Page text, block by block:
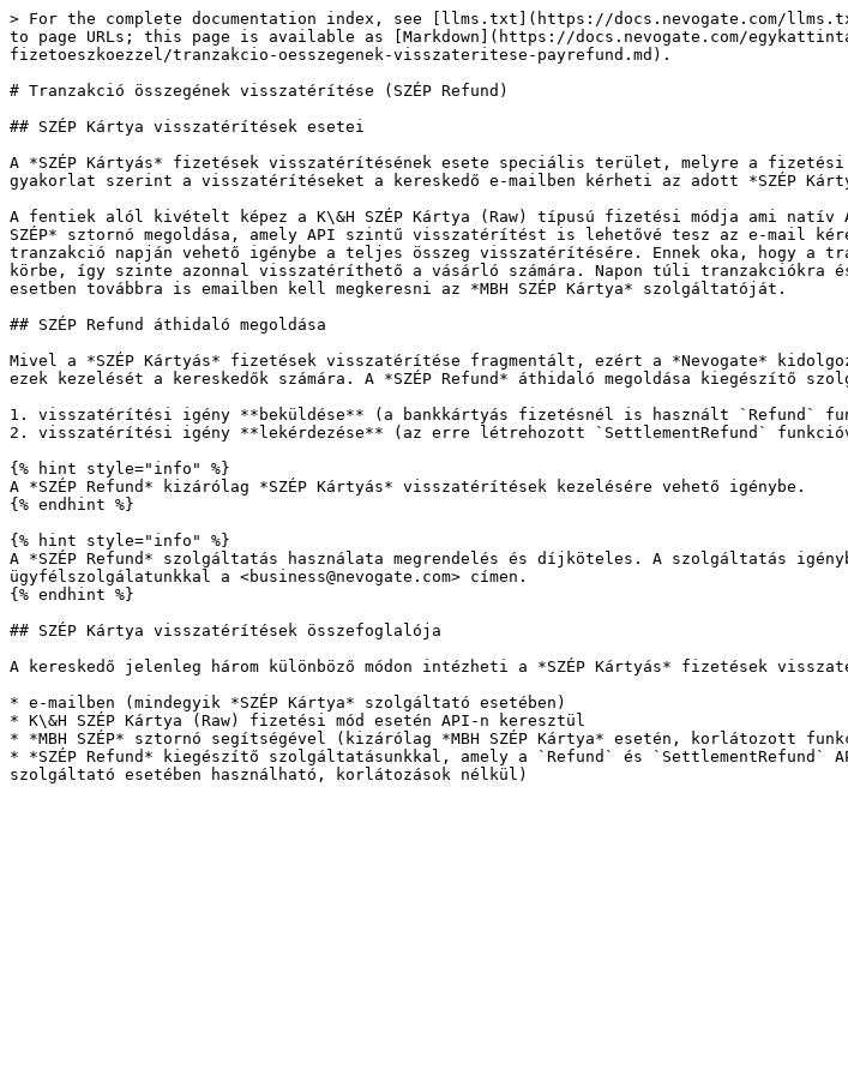
> For the complete documentation index, see [llms.txt](https://docs.nevogate.com/
to page URLs; this page is available as [Markdown](https://docs.nevogate.com/
fizetoeszkoezzel/tranzakcio-oesszegenek-visszateritese-payrefund.md).
# Tranzakció összegének visszatérítése (SZÉP Refund)
## SZÉP Kártya visszatérítések esetei
A *SZÉP Kártyás* fizetések visszatérítésének esete speciális terület, melyre a
gyakorlat szerint a visszatérítéseket a kereskedő e-mailben kérheti az adott *SZÉP
A fentiek alól kivételt képez a K\&H SZÉP Kártya (Raw) típusú fizetési módja ami
SZÉP* sztornó megoldása, amely API szintű visszatérítést is lehetővé tesz az e-mail
tranzakció napján vehető igénybe a teljes összeg visszatérítésére. Ennek oka, hogy a
körbe, így szinte azonnal visszatéríthető a vásárló számára. Napon túli tranzakciókra
esetben továbbra is emailben kell megkeresni az *MBH SZÉP Kártya* szolgáltatóját.
## SZÉP Refund áthidaló megoldása
Mivel a *SZÉP Kártyás* fizetések visszatérítése fragmentált, ezért a *Nevogate*
ezek kezelését a kereskedők számára. A *SZÉP Refund* áthidaló megoldása kiegészítő
1. visszatérítési igény **beküldése** (a bankkártyás fizetésnél is használt `Refund`
2. visszatérítési igény **lekérdezése** (az erre létrehozott `SettlementRefund`
{% hint style="info" %}
A *SZÉP Refund* kizárólag *SZÉP Kártyás* visszatérítések kezelésére vehető igénybe.
{% endhint %}
{% hint style="info" %}
A *SZÉP Refund* szolgáltatás használata megrendelés és díjköteles. A szolgáltatás
ügyfélszolgálatunkkal a <business@nevogate.com> címen.
{% endhint %}
## SZÉP Kártya visszatérítések összefoglalója
A kereskedő jelenleg három különböző módon intézheti a *SZÉP Kártyás* fizetések
* e-mailben (mindegyik *SZÉP Kártya* szolgáltató esetében)
* K\&H SZÉP Kártya (Raw) fizetési mód esetén API-n keresztül
* *MBH SZÉP* sztornó segítségével (kizárólag *MBH SZÉP Kártya* esetén, korlátozott
* *SZÉP Refund* kiegészítő szolgáltatásunkkal, amely a `Refund` és